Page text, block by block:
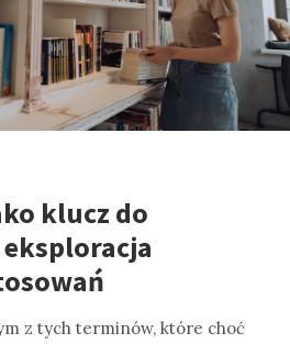
klucz do
z tych terminów, które choć